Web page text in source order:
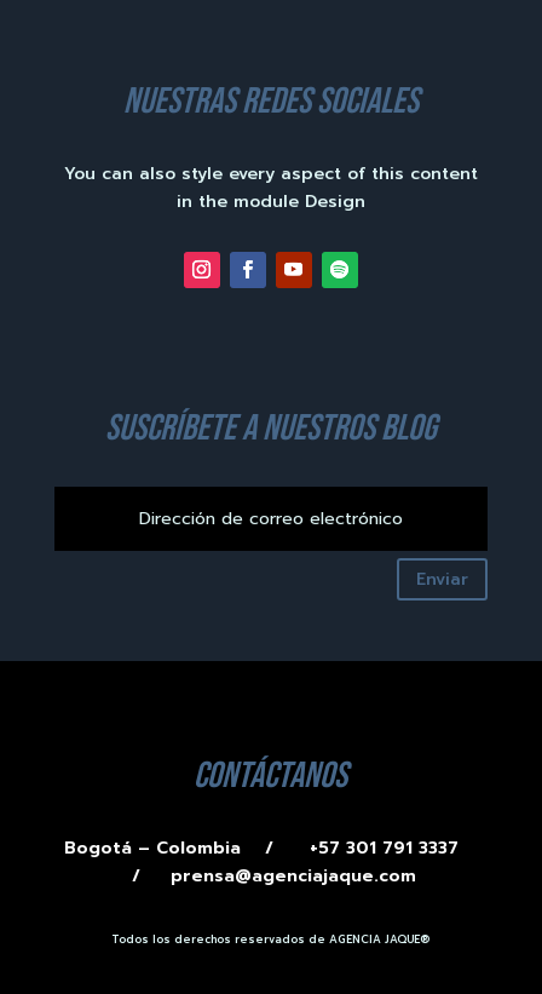
nuestras redes sociales
You can also style every aspect of this content
in the module Design
suscríbete a nuestros blog
Enviar
contáctanos
Bogotá – Colombia /
+57 301 791 3337
/ prensa@agenciajaque.com
Todos los derechos reservados de AGENCIA JAQUE®